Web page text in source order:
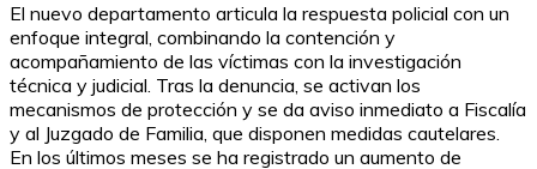
El nuevo departamento articula la respuesta policial con un
enfoque integral, combinando la contención y
acompañamiento de las víctimas con la investigación
técnica y judicial. Tras la denuncia, se activan los
mecanismos de protección y se da aviso inmediato a Fiscalía
y al Juzgado de Familia, que disponen medidas cautelares.
En los últimos meses se ha registrado un aumento de